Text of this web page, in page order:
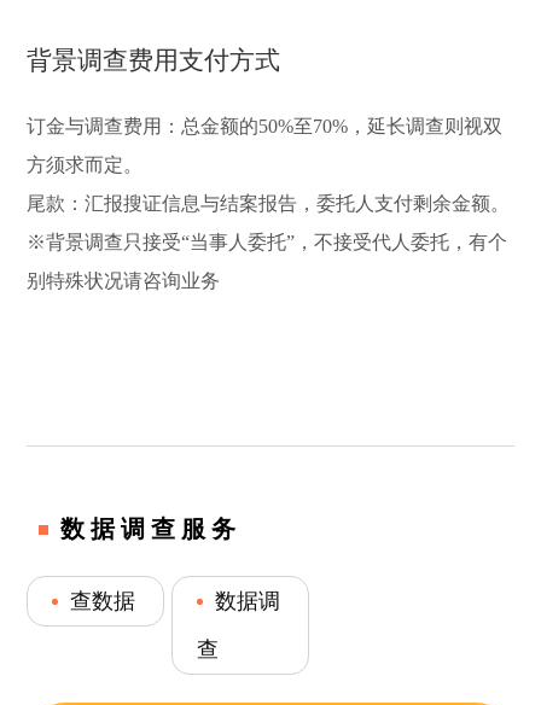
背景调查费用支付方式
订金与调查费用：总金额的50%至70%，延长调查则视双
方须求而定。
尾款：汇报搜证信息与结案报告，委托人支付剩余金额。
※背景调查只接受“当事人委托”，不接受代人委托，有个
别特殊状况请咨询业务
数据调查服务
查数据
数据调
查